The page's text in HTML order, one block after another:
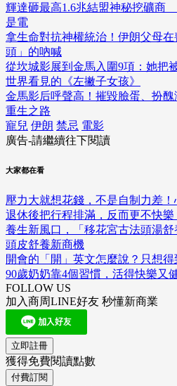
輝達砸最高1.6兆結盟神秘挖礦商
是電
拿生命對抗神權統治！伊朗父母
頭」的吶喊
從坎城影展到金馬入圍9項：她把
世界看見的《左撇子女孩》
金馬影后呼聲高！摧毀臉蛋、扮
重生之路
寵兒 伊朗 禁忌 電影
廣告-請繼續往下閱讀
大家都在看
壓力大就想花錢，不是自制力差
退休後把行程排滿，反而更不快
養生新風口，「移花宮古法頭湯
頭皮舒養新商機
開會的「開」英文怎麼說？只想得
90歲奶奶靠4個習慣，活得快樂又
FOLLOW US
加入商周LINE好友 秒懂新商業
立即註冊
獲得免費閱讀點數
付費訂閱